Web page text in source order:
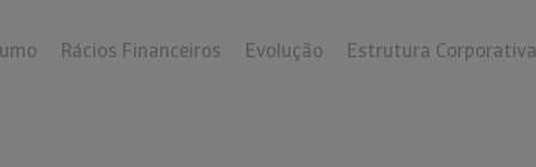
Rácios Financeiros Evolução Estrutura Corporativa